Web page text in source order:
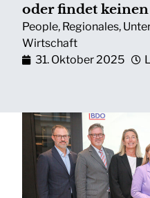
oder findet
People, Regionales,
Wirtschaft
31. Oktober 2025